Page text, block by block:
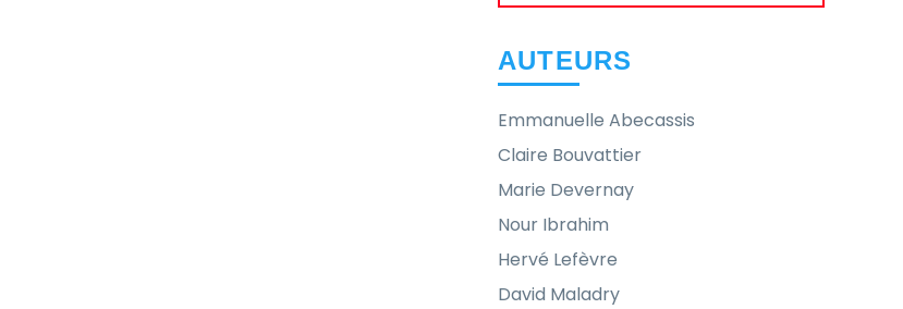
AUTEURS
Emmanuelle Abecassis
Claire Bouvattier
Marie Devernay
Nour Ibrahim
Hervé Lefèvre
David Maladry